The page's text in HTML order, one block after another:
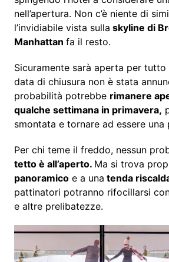
nell’apertura. Non c’è niente di
l’invidiabile vista sulla skyline di
Manhattan fa il resto.
Sicuramente sarà aperta per tutto
data di chiusura non è stata
probabilità potrebbe rimanere
qualche settimana in primavera,
smontata e tornare ad essere una
Per chi teme il freddo, nessun
tetto è all’aperto. Ma si trova
panoramicoe a una tenda
pattinatori potranno rifocillarsi
e altre prelibatezze.